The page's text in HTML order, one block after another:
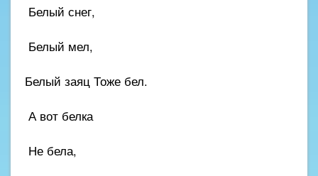
Белый снег,
Белый мел,
Белый заяц Тоже бел.
А вот белка
Не бела,